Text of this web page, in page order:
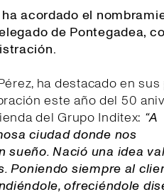
acordado el
de Pontegadea,
ha destacado en sus
este año del 50
del Grupo Inditex: “A
ciudad donde nos
sueño. Nació una idea
Poniendo siempre al
ofreciéndole